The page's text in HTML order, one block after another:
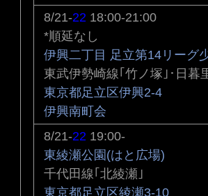
8/21-22 18:00-21:00
*順延なし
伊興二丁目 足立第14リーグ
東武伊勢崎線｢竹ノ塚｣･日暮
東京都足立区伊興2-4
伊興南町会
8/21-22 19:00-
東綾瀬公園(はと広場)
千代田線｢北綾瀬｣
東京都足立区綾瀬3-10